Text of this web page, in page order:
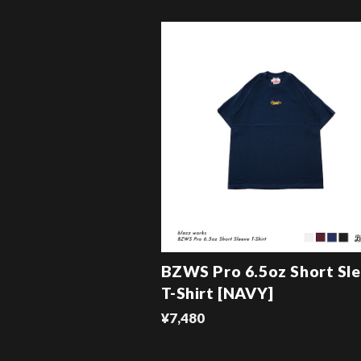
BZWS Pro 6.5oz Short
T-Shirt [NAVY]
¥7,480